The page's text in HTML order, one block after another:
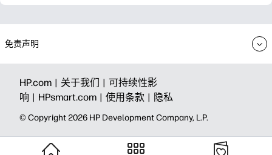
免责声明
HP.com | 关于我们 | 可持续性影
响 | HPsmart.com | 使用条款 | 隐私
© Copyright 2026 HP Development Company, L.P.